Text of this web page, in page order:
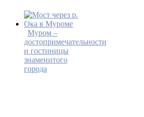
Муром –
достопримечательности
и гостиницы
знаменитого
города